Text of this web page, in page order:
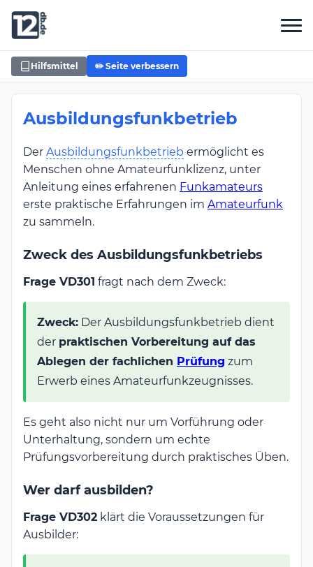
Hilfsmittel ✏️ Seite verbessern
Ausbildungsfunkbetrieb
Der Ausbildungsfunkbetrieb ermöglicht es
Menschen ohne Amateurfunklizenz, unter
Anleitung eines erfahrenen Funkamateurs
erste praktische Erfahrungen im Amateurfunk
zu sammeln.
Zweck des Ausbildungsfunkbetriebs
Frage VD301 fragt nach dem Zweck:
Zweck: Der Ausbildungsfunkbetrieb dient
der praktischen Vorbereitung auf das
Ablegen der fachlichen Prüfung zum
Erwerb eines Amateurfunkzeugnisses.
Es geht also nicht nur um Vorführung oder
Unterhaltung, sondern um echte
Prüfungsvorbereitung durch praktisches Üben.
Wer darf ausbilden?
Frage VD302 klärt die Voraussetzungen für
Ausbilder: